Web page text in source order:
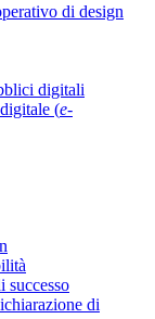
di design
digitali
(e-
successo
di